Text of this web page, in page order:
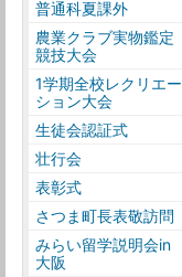
普通科夏課外
農業クラブ実物鑑定
競技大会
1学期全校レクリエー
ション大会
生徒会認証式
壮行会
表彰式
さつま町長表敬訪問
みらい留学説明会in
大阪